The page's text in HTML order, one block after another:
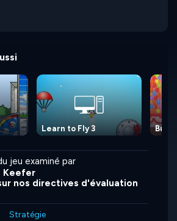
Learn to Fly 3
jeu examiné par
Keefer
nos directives d'évaluation
Stratégie